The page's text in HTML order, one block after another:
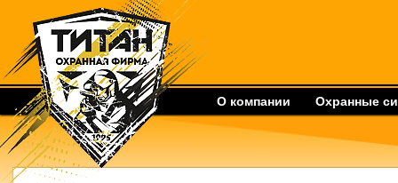
О компании Охранные